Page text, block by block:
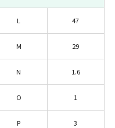
L 47
M 29
N 1.6
O 1
P 3